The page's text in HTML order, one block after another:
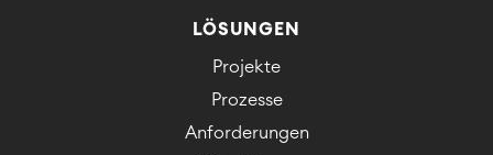
LÖSUNGEN
Projekte
Prozesse
Anforderungen